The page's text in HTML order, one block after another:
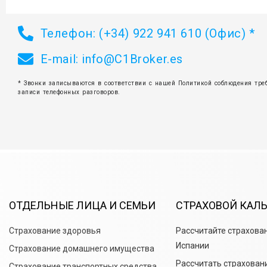
Телефон: (+34) 922 941 610 (Офис) *
E-mail: info@C1Broker.es
* Звонки записываются в соответствии с нашей Политикой соблюдения
записи телефонных разговоров.
ОТДЕЛЬНЫЕ ЛИЦА И СЕМЬИ
Страхование здоровья
Страхование домашнего имущества
СТРАХОВОЙ
Рассчитайте
Испании
Рассчитать